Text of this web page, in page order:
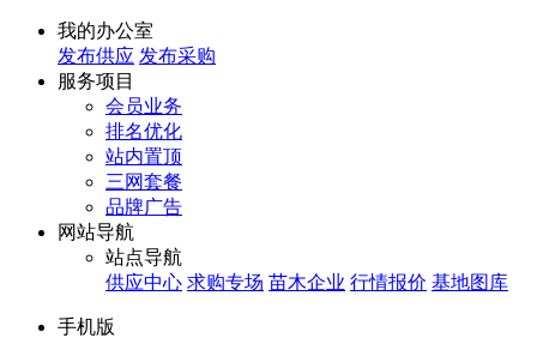
我的办公室
发布供应 发布采购
服务项目
会员业务
排名优化
站内置顶
三网套餐
品牌广告
网站导航
站点导航
供应中心 求购专场 苗木企业 行情报价 基地图库
手机版